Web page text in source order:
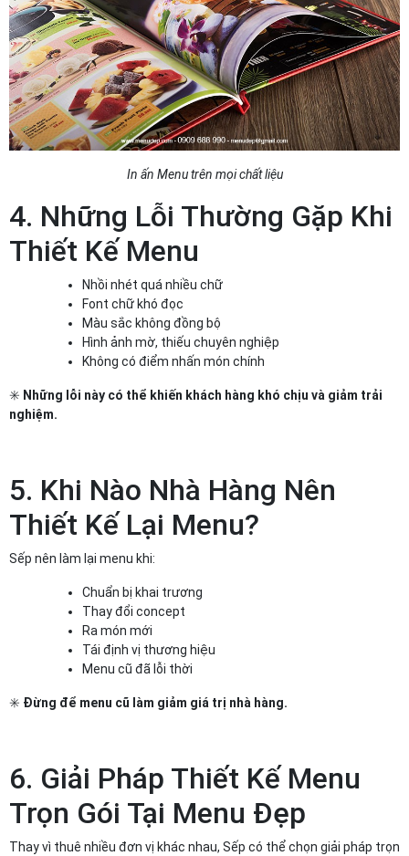
In ấn Menu trên mọi chất liệu
4. Những Lỗi Thường Gặp Khi
Thiết Kế Menu
Nhồi nhét quá nhiều chữ
Font chữ khó đọc
Màu sắc không đồng bộ
Hình ảnh mờ, thiếu chuyên nghiệp
Không có điểm nhấn món chính
✳️ Những lỗi này có thể khiến khách hàng khó chịu và giảm trải
nghiệm.
5. Khi Nào Nhà Hàng Nên
Thiết Kế Lại Menu?
Sếp nên làm lại menu khi:
Chuẩn bị khai trương
Thay đổi concept
Ra món mới
Tái định vị thương hiệu
Menu cũ đã lỗi thời
✳️ Đừng để menu cũ làm giảm giá trị nhà hàng.
6. Giải Pháp Thiết Kế Menu
Trọn Gói Tại Menu Đẹp
Thay vì thuê nhiều đơn vị khác nhau, Sếp có thể chọn giải pháp trọn